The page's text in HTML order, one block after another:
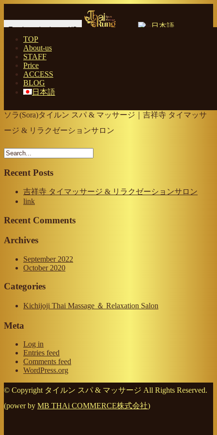
日本語
Toggle navigation en-US
TOP
About-us
STAFF
Price
ACCESS
BLOG
日本語
-ソラ(…
ソラ(Sora)タイルン スパ & マッサージ｜吉祥寺 タイマッサ
ージ & リラクゼーションサロン
Recent Posts
吉祥寺 タイマッサージ & リラクゼーションサロン
link
Recent Comments
Archives
September 2022
October 2020
Categories
Kichijoji Thai Massage ＆ Relaxation Salon
Meta
Log in
Entries feed
Comments feed
WordPress.org
© Copyright タイルン スパ & マッサージ All Rights Reserved.
(power by MB THAi COMMERCE株式会社)